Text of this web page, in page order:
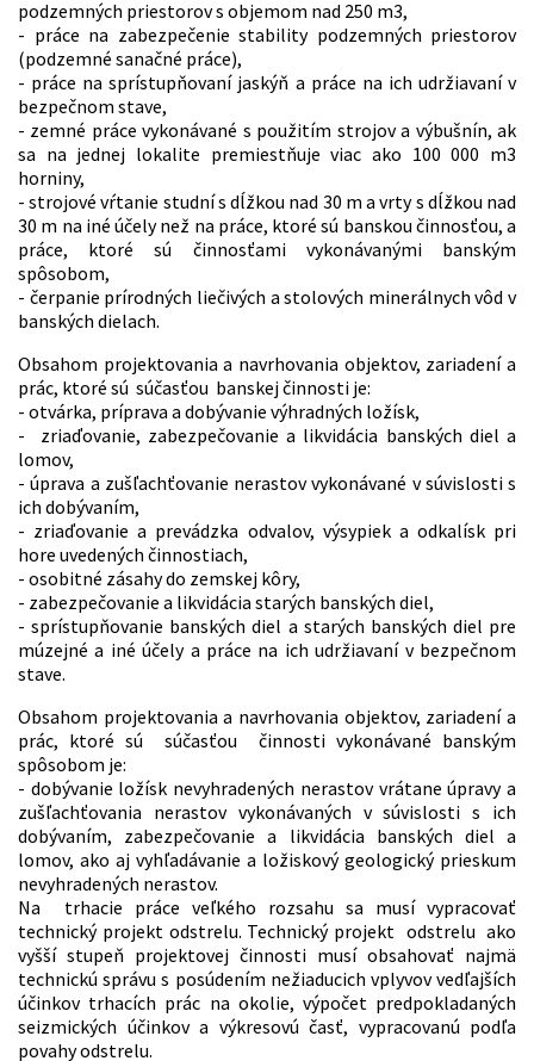
podzemných priestorov s objemom nad 250 m3,
- práce na zabezpečenie stability podzemných priestorov
(podzemné sanačné práce),
- práce na sprístupňovaní jaskýň a práce na ich udržiavaní v
bezpečnom stave,
- zemné práce vykonávané s použitím strojov a výbušnín, ak
sa na jednej lokalite premiestňuje viac ako 100 000 m3
horniny,
- strojové vŕtanie studní s dĺžkou nad 30 m a vrty s dĺžkou nad
30 m na iné účely než na práce, ktoré sú banskou činnosťou, a
práce, ktoré sú činnosťami vykonávanými banským
spôsobom,
- čerpanie prírodných liečivých a stolových minerálnych vôd v
banských dielach.
Obsahom projektovania a navrhovania objektov, zariadení a
prác, ktoré sú súčasťou banskej činnosti je:
- otvárka, príprava a dobývanie výhradných ložísk,
- zriaďovanie, zabezpečovanie a likvidácia banských diel a
lomov,
- úprava a zušľachťovanie nerastov vykonávané v súvislosti s
ich dobývaním,
- zriaďovanie a prevádzka odvalov, výsypiek a odkalísk pri
hore uvedených činnostiach,
- osobitné zásahy do zemskej kôry,
- zabezpečovanie a likvidácia starých banských diel,
- sprístupňovanie banských diel a starých banských diel pre
múzejné a iné účely a práce na ich udržiavaní v bezpečnom
stave.
Obsahom projektovania a navrhovania objektov, zariadení a
prác, ktoré sú súčasťou činnosti vykonávané banským
spôsobom je:
- dobývanie ložísk nevyhradených nerastov vrátane úpravy a
zušľachťovania nerastov vykonávaných v súvislosti s ich
dobývaním, zabezpečovanie a likvidácia banských diel a
lomov, ako aj vyhľadávanie a ložiskový geologický prieskum
nevyhradených nerastov.
Na trhacie práce veľkého rozsahu sa musí vypracovať
technický projekt odstrelu. Technický projekt odstrelu ako
vyšší stupeň projektovej činnosti musí obsahovať najmä
technickú správu s posúdením nežiaducich vplyvov vedľajších
účinkov trhacích prác na okolie, výpočet predpokladaných
seizmických účinkov a výkresovú časť, vypracovanú podľa
povahy odstrelu.